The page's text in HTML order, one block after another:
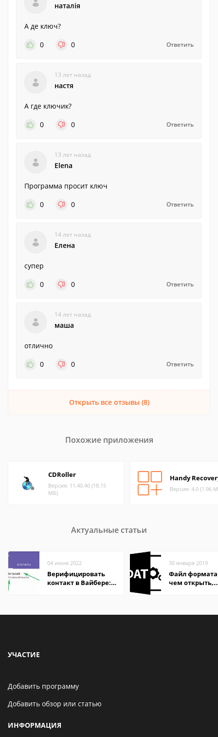
наталія
А де ключ?
0
0 Ответить
13 лет назад
настя
А где ключик?
0
0 Ответить
13 лет назад
Elena
Программа просит ключ
0
0 Ответить
14 лет назад
Елена
супер
0
0 Ответить
14 лет назад
маша
отлично
0
0 Ответить
Открыть все отзывы (8)
Похожие приложения
CDRoller
Версия: 11.40.40 (18.15
МБ)
Handy
Версия: 4.0 (1.96
Актуальные статьи
04 июня 2022
Верифицировать
контакт в Вайбере:
30 января 2019
Файл формата
чем открыть,
УЧАСТИЕ
Добавить программу
Добавить обзор или статью
ИНФОРМАЦИЯ